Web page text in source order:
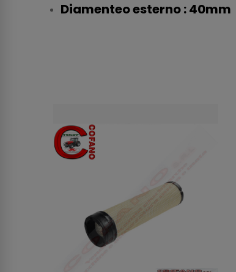
Diamenteo esterno : 40mm